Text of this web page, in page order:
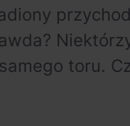
toru.